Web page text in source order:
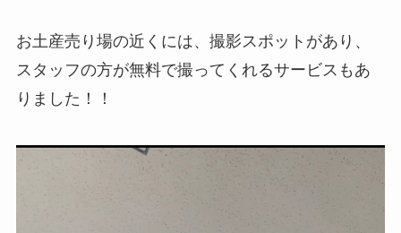
お土産売り場の近くには、撮影スポットがあり、
スタッフの方が無料で撮ってくれるサービスもあ
りました！！